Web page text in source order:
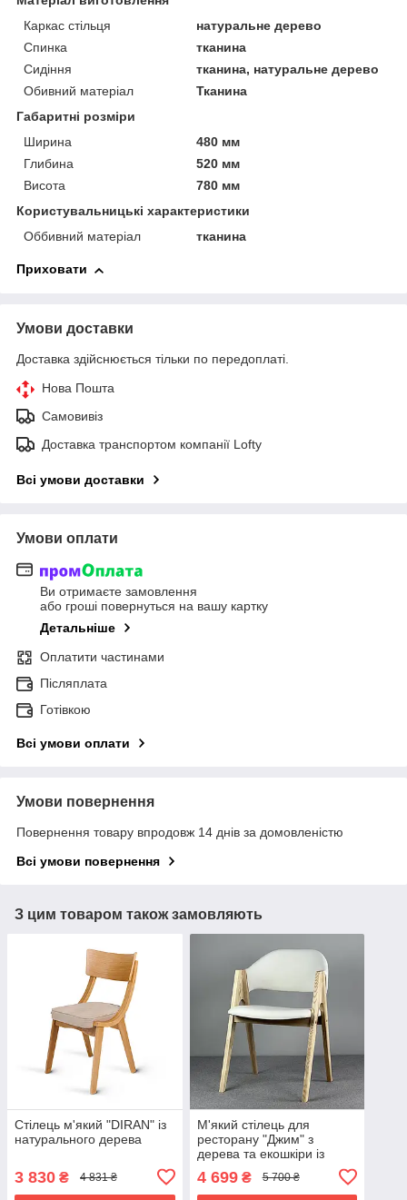
Каркас стільця
натуральне дерево
Спинка
тканина
Сидіння
тканина, натуральне дерево
Обивний матеріал
Тканина
Габаритні розміри
Ширина
480 мм
Глибина
520 мм
Висота
780 мм
Користувальницькі характеристики
Оббивний матеріал
тканина
Приховати
Умови доставки
Доставка здійснюється тільки по передоплаті.
Нова Пошта
Самовивіз
Доставка транспортом компанії Lofty
Всі умови доставки
Умови оплати
Ви отримаєте замовлення
або гроші повернуться на вашу картку
Детальніше
Оплатити частинами
Післяплата
Готівкою
Всі умови оплати
Умови повернення
Повернення товару впродовж 14 днів за домовленістю
Всі умови повернення
З цим товаром також замовляють
Стілець м'який "DIRAN" із
натурального дерева
3 830 ₴ 4 831 ₴
М'який стілець для
ресторану "Джим" з
дерева та екошкіри із
4 699₴ 5 700 ₴